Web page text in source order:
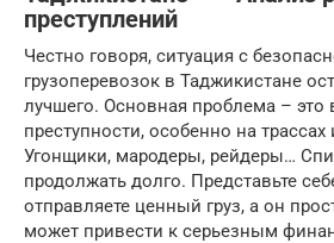
преступлений
Честно говоря, ситуация с
грузоперевозок в Таджикистане
лучшего. Основная проблема – это
преступности, особенно на
Угонщики, мародеры, рейдеры…
продолжать долго. Представьте
отправляете ценный груз, а он
может привести к серьезным